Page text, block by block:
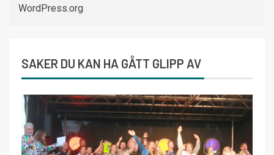
WordPress.org
SAKER DU KAN HA GÅTT GLIPP AV